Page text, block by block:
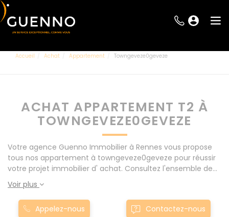
Accueil Achat Appartement Towngeveze0geveze
ACHAT APPARTEMENT T2 À
TOWNGEVEZE0GEVEZE
Votre agence Guenno Immobilier à Rennes vous propose
tous nos appartement à towngeveze0geveze pour réussir
votre projet immobilier d' achat. Consultez l'ensemble de
nos offres à Rennes mais également aux alentours : Le
Rheu, Pacé, Montgermont... Nos appartement T2 à
towngeveze0geveze sont proposés au meilleur prix du
marché pour permettre au plus grand nombre de réussir
Voir plus
Appelez-nous Contactez-nous